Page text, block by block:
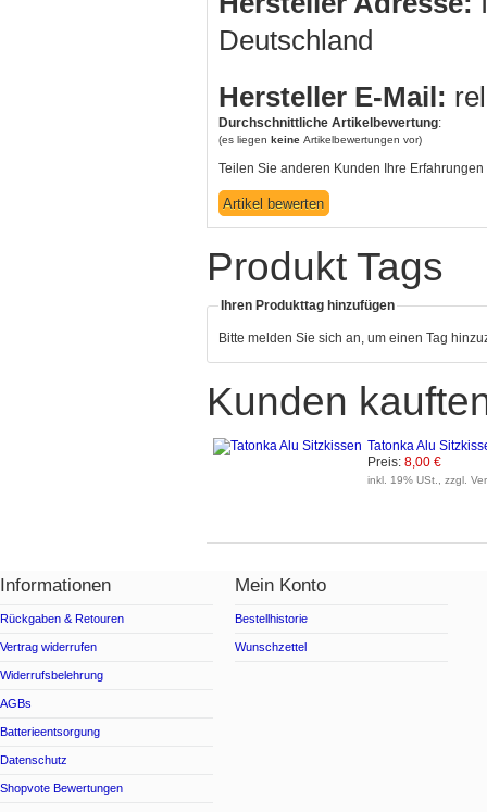
Deutschland
Hersteller E-Mail:
Durchschnittliche Artikelbewertung:
(es liegen keine Artikelbewertungen vor)
Teilen Sie anderen Kunden Ihre Erfahrungen
Produkt Tags
Ihren Produkttag hinzufügen
Bitte melden Sie sich an, um einen Tag
Kunden
Tatonka Alu
Preis: 8,00 €
inkl. 19% USt., zzgl.
Informationen
Rückgaben & Retouren
Vertrag widerrufen
Widerrufsbelehrung
AGBs
Batterieentsorgung
Datenschutz
Shopvote Bewertungen
Mein Konto
Bestellhistorie
Wunschzettel